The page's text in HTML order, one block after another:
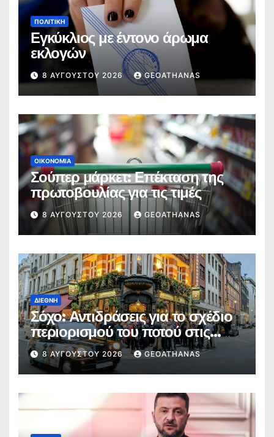
ΠΟΛΙΤΙΚΉ
Εγκύκλιος με έντονο άρωμα
εκλογών
8 ΑΥΓΟΎΣΤΟΥ 2026 GEOATHANAS
ΟΙΚΟΝΟΜΊΑ
Σούπερ μάρκετ: Επέκταση της
πρωτοβουλίας για τις τιμές
8 ΑΥΓΟΎΣΤΟΥ 2026 GEOATHANAS
ΔΙΕΘΝΉ
Σόχο: Αντιδράσεις για το σχέδιο
περιορισμού του ποτού στις
παμπ
8 ΑΥΓΟΎΣΤΟΥ 2026 GEOATHANAS